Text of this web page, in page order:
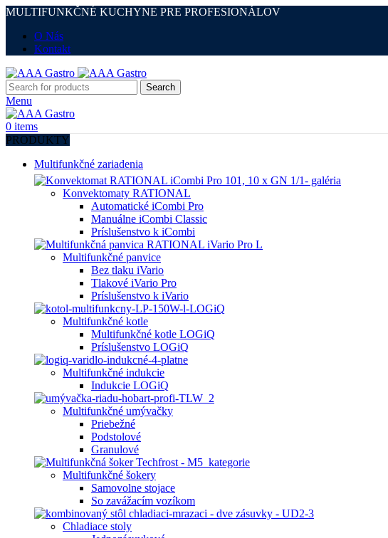
MULTIFUNKČNÉ KUCHYNE PRE PROFESIONÁLOV
O Nás
Kontakt
Search
Menu
0 items
PRODUKTY
Multifunkčné zariadenia
Konvektomaty RATIONAL
Automatické iCombi Pro
Manuálne iCombi Classic
Príslušenstvo k iCombi
Multifunkčné panvice
Bez tlaku iVario
Tlakové iVario Pro
Príslušenstvo k iVario
Multifunkčné kotle
Multifunkčné kotle LOGiQ
Príslušenstvo LOGiQ
Multifunkčné indukcie
Indukcie LOGiQ
Multifunkčné umývačky
Priebežné
Podstolové
Granulové
Multifunkčné šokery
Samovolne stojace
So zavážacím vozíkom
Chladiace stoly